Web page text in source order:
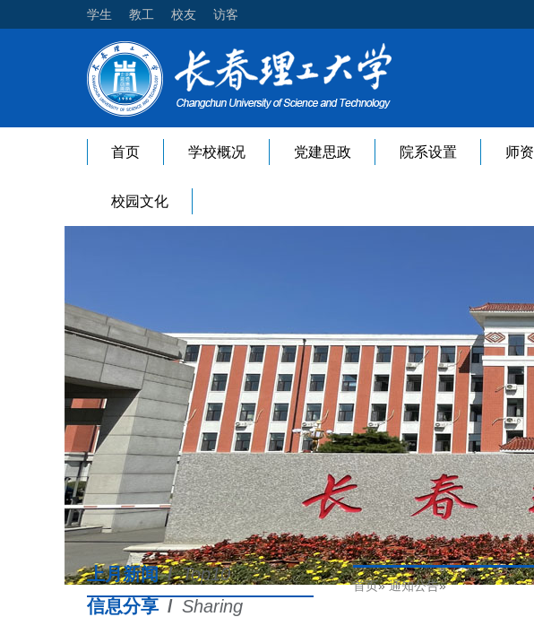
学生 教工 校友 访客
首页 学校概况 党建思政 院系设置 师
校园文化
首页»通知公告»
上月新闻 / Top10
信息分享 / Sharing